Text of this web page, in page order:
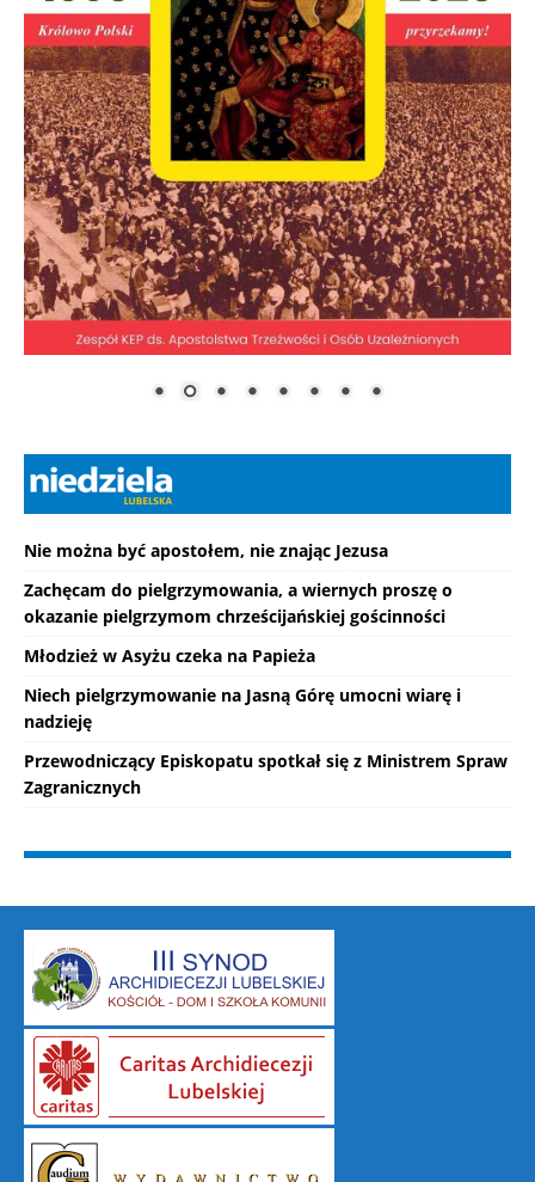
Nie można być apostołem, nie znając Jezusa
Zachęcam do pielgrzymowania, a wiernych proszę o
okazanie pielgrzymom chrześcijańskiej gościnności
Młodzież w Asyżu czeka na Papieża
Niech pielgrzymowanie na Jasną Górę umocni wiarę i
nadzieję
Przewodniczący Episkopatu spotkał się z Ministrem Spraw
Zagranicznych